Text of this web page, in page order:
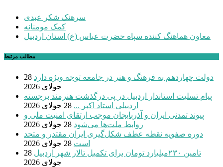
سرهنک شکر عبدی
کمک مومنانه
معاون هماهنگ کننده سپاه حضرت عباس (ع) استان اردبیل
مطالب مرتبط
دولت چهاردهم به فرهنگ و هنر در جامعه توجه ویژه دارد 28
جولای 2026
پیام تسلیت استاندار اردبیل در پی درگذشت هنرمند برجسته
اردبیلی استاد اکبر ... 28 جولای 2026
پیوند تمدنی ایران و آذربایجان موجب ارتقای امنیت ملی و
روابط ملت‌ها می‌شود 28 جولای 2026
دوره صفویه نقطه عطف شکل‌گیری ایران مقتدر و متحد
است 28 جولای 2026
تامین ۲۳۰میلیارد تومان برای تکمیل تالار شهر اردبیل
28
جولای 2026